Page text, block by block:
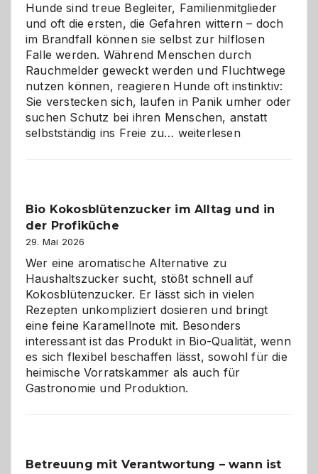
Hunde sind treue Begleiter, Familienmitglieder
und oft die ersten, die Gefahren wittern – doch
im Brandfall können sie selbst zur hilflosen
Falle werden. Während Menschen durch
Rauchmelder geweckt werden und Fluchtwege
nutzen können, reagieren Hunde oft instinktiv:
Sie verstecken sich, laufen in Panik umher oder
suchen Schutz bei ihren Menschen, anstatt
selbstständig ins Freie zu… Wenn
Gefahr
für
Hunde
im
eigenen
Zuhause
weiterlesen
Bio Kokosblütenzucker im Alltag und in
der Profiküche
29. Mai 2026
Wer eine aromatische Alternative zu
Haushaltszucker sucht, stößt schnell auf
Kokosblütenzucker. Er lässt sich in vielen
Rezepten unkompliziert dosieren und bringt
eine feine Karamellnote mit. Besonders
interessant ist das Produkt in Bio-Qualität, wenn
es sich flexibel beschaffen lässt, sowohl für die
heimische Vorratskammer als auch für
Gastronomie und Produktion.
Betreuung mit Verantwortung – wann ist